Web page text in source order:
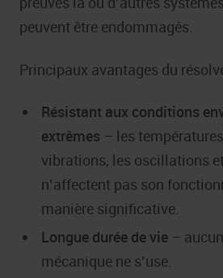
peuvent être endommagés.
Principaux avantages du
Résistant aux conditions
extrêmes – les
vibrations, les oscillations
n’affectent pas son
manière significative.
Longue durée de vie –
mécanique ne s’use.